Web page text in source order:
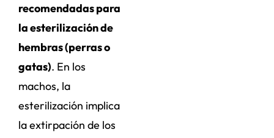
recomendadas para
la esterilización de
hembras (perras o
gatas). En los
machos, la
esterilización implica
la extirpación de los